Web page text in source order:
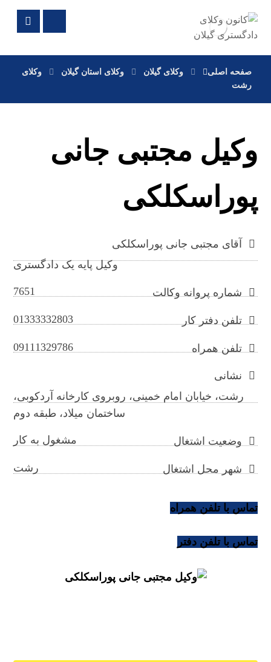
صفحه اصلی وکلای گیلان وکلای استان گیلان
وکلای
رشت
وکیل مجتبی جانی
پوراسکلکی
آقای مجتبی جانی پوراسکلکی
وکیل پایه یک دادگستری
شماره پروانه وکالت 7651
تلفن دفتر کار 01333332803
تلفن همراه 09111329786
نشانی
رشت، خیابان امام خمینی، روبروی کارخانه آردکوبی،
ساختمان میلاد، طبقه دوم
وضعیت اشتغال مشغول به کار
شهر محل اشتغال رشت
تماس با تلفن همراه
تماس با تلفن دفتر